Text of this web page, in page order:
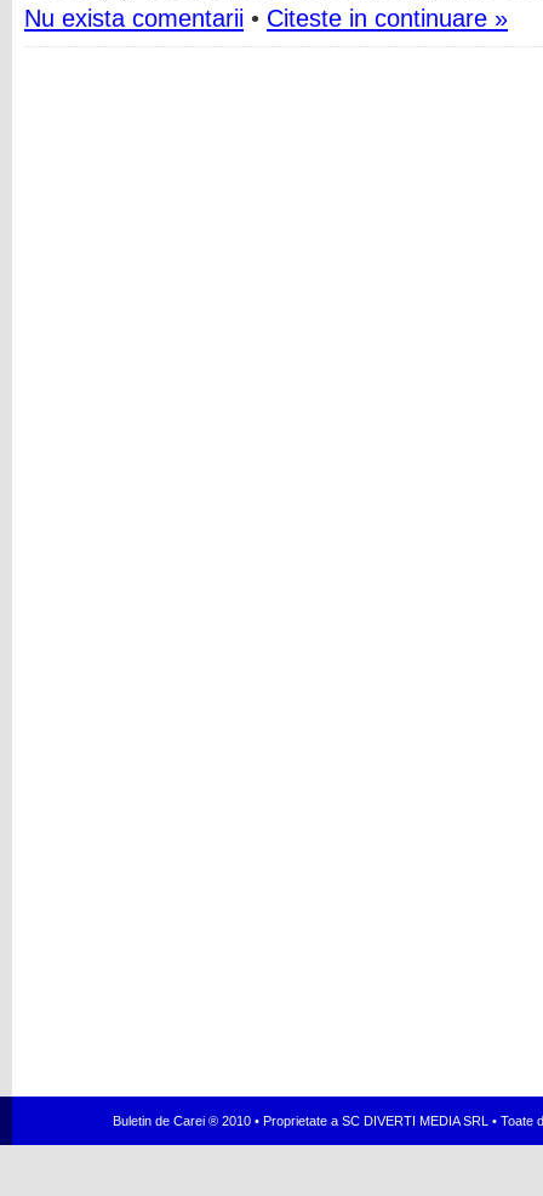
Nu exista comentarii • Citeste in continuare »
Buletin de Carei ® 2010 • Proprietate a SC DIVERTI MEDIA SRL •